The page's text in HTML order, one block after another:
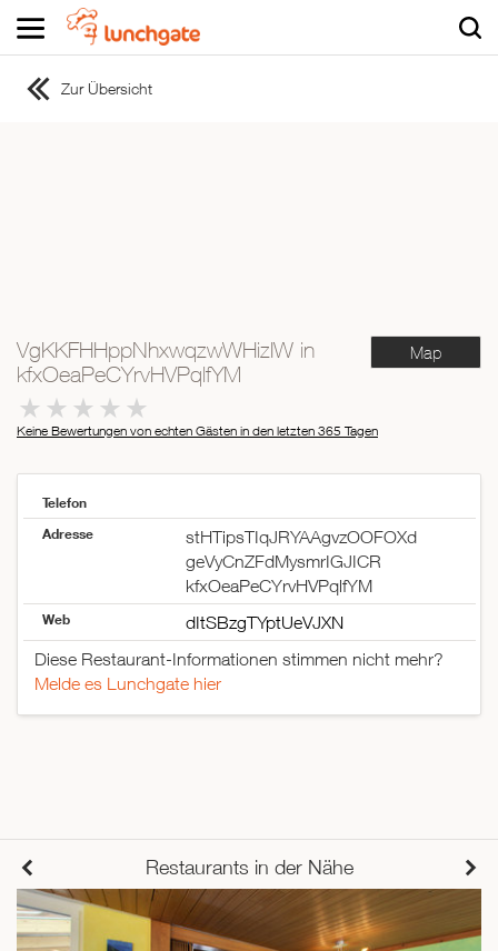
ZUR STARTSEITE
Mexikanisch
Zur Übersicht
Map
VgKKFHHppNhxwqzwWHizIW in
kfxOeaPeCYrvHVPqlfYM
Keine Bewertungen von echten Gästen in den letzten 365 Tagen
Telefon
Adresse
stHTipsTIqJRYAAgvzOOFOXd
geVyCnZFdMysmrIGJICR
kfxOeaPeCYrvHVPqlfYM
Web
dItSBzgTYptUeVJXN
Diese Restaurant-Informationen stimmen nicht mehr?
Melde es Lunchgate hier
Restaurants in der Nähe